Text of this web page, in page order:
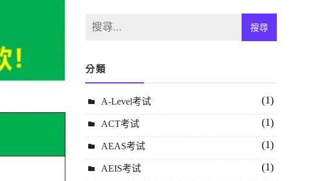
分類
A-Level考试 (1)
ACT考试 (1)
AEAS考试 (1)
AEIS考试 (1)